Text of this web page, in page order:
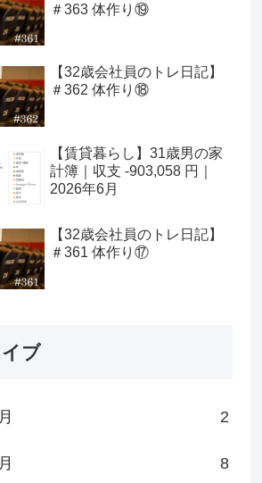
＃363 体作り⑲
【32歳会社員のトレ日記】
＃362 体作り⑱
【賃貸暮らし】31歳男の家
計簿｜収支 -903,058 円｜
2026年6月
【32歳会社員のトレ日記】
＃361 体作り⑰
ブ
2
8